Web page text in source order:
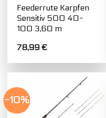
Feederrute Karpfen
Sensitiv 500 40-
100 3,60 m
78,99€
-10%